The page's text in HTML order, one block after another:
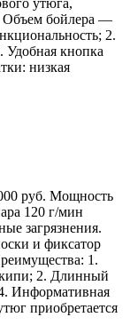
утюга,
Объем бойлера —
2.
Удобная кнопка
низкая
руб. Мощность
120 г/мин
загрязнения.
и фиксатор
1.
2. Длинный
Информативная
приобретается